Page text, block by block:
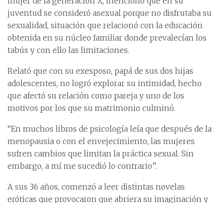
juventud se consideró asexual porque no disfrutaba su
sexualidad, situación que relacionó con la educación
obtenida en su núcleo familiar donde prevalecían los
tabús y con ello las limitaciones.
Relató que con su exesposo, papá de sus dos hijas
adolescentes, no logró explorar su intimidad, hecho
que afectó su relación como pareja y uno de los
motivos por los que su matrimonio culminó.
“En muchos libros de psicología leía que después de la
menopausia o con el envejecimiento, las mujeres
sufren cambios que limitan la práctica sexual. Sin
embargo, a mí me sucedió lo contrario”.
A sus 36 años, comenzó a leer distintas novelas
eróticas que provocaron que abriera su imaginación y